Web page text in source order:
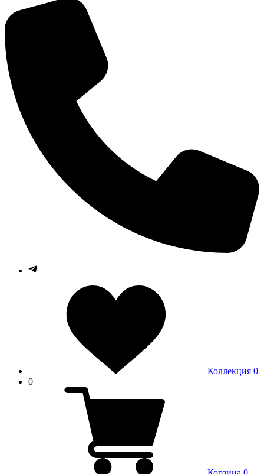
Коллекция 0
0